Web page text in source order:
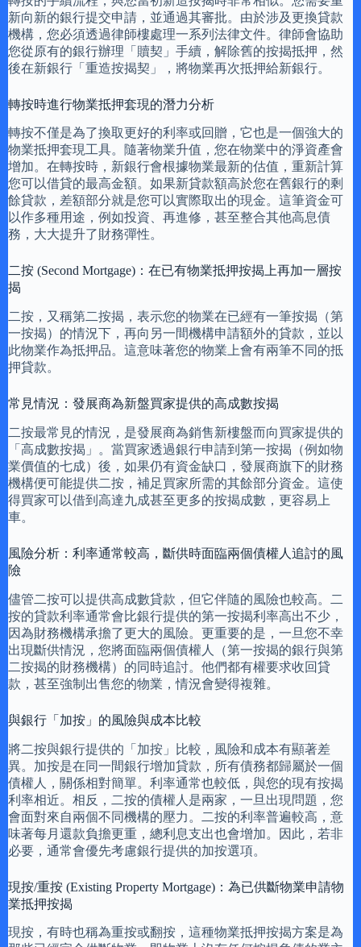
新向新的銀行提交申請，並通過其審批。由於涉及更換貸款
機構，您必須透過律師樓處理一系列法律文件。律師會協助
您從原有的銀行辦理「贖契」手續，解除舊的按揭抵押，然
後在新銀行「重造按揭契」，將物業再次抵押給新銀行。
轉按時進行物業抵押套現的潛力分析
轉按不僅是為了換取更好的利率或回贈，它也是一個強大的
物業抵押套現工具。隨著物業升值，您在物業中的淨資產會
增加。在轉按時，新銀行會根據物業最新的估值，重新計算
您可以借貸的最高金額。如果新貸款額高於您在舊銀行的剩
餘貸款，差額部分就是您可以實際取出的現金。這筆資金可
以作多種用途，例如投資、再進修，甚至整合其他高息債
務，大大提升了財務彈性。
二按 (Second Mortgage)：在已有物業抵押按揭上再加一層按
揭
二按，又稱第二按揭，表示您的物業在已經有一筆按揭（第
一按揭）的情況下，再向另一間機構申請額外的貸款，並以
此物業作為抵押品。這意味著您的物業上會有兩筆不同的抵
押貸款。
常見情況：發展商為新盤買家提供的高成數按揭
二按最常見的情況，是發展商為銷售新樓盤而向買家提供的
「高成數按揭」。當買家透過銀行申請到第一按揭（例如物
業價值的七成）後，如果仍有資金缺口，發展商旗下的財務
機構便可能提供二按，補足買家所需的其餘部分資金。這使
得買家可以借到高達九成甚至更多的按揭成數，更容易上
車。
風險分析：利率通常較高，斷供時面臨兩個債權人追討的風
險
儘管二按可以提供高成數貸款，但它伴隨的風險也較高。二
按的貸款利率通常會比銀行提供的第一按揭利率高出不少，
因為財務機構承擔了更大的風險。更重要的是，一旦您不幸
出現斷供情況，您將面臨兩個債權人（第一按揭的銀行與第
二按揭的財務機構）的同時追討。他們都有權要求收回貸
款，甚至強制出售您的物業，情況會變得複雜。
與銀行「加按」的風險與成本比較
將二按與銀行提供的「加按」比較，風險和成本有顯著差
異。加按是在同一間銀行增加貸款，所有債務都歸屬於一個
債權人，關係相對簡單。利率通常也較低，與您的現有按揭
利率相近。相反，二按的債權人是兩家，一旦出現問題，您
會面對來自兩個不同機構的壓力。二按的利率普遍較高，意
味著每月還款負擔更重，總利息支出也會增加。因此，若非
必要，通常會優先考慮銀行提供的加按選項。
現按/重按 (Existing Property Mortgage)：為已供斷物業申請物
業抵押按揭
現按，有時也稱為重按或翻按，這種物業抵押按揭方案是為